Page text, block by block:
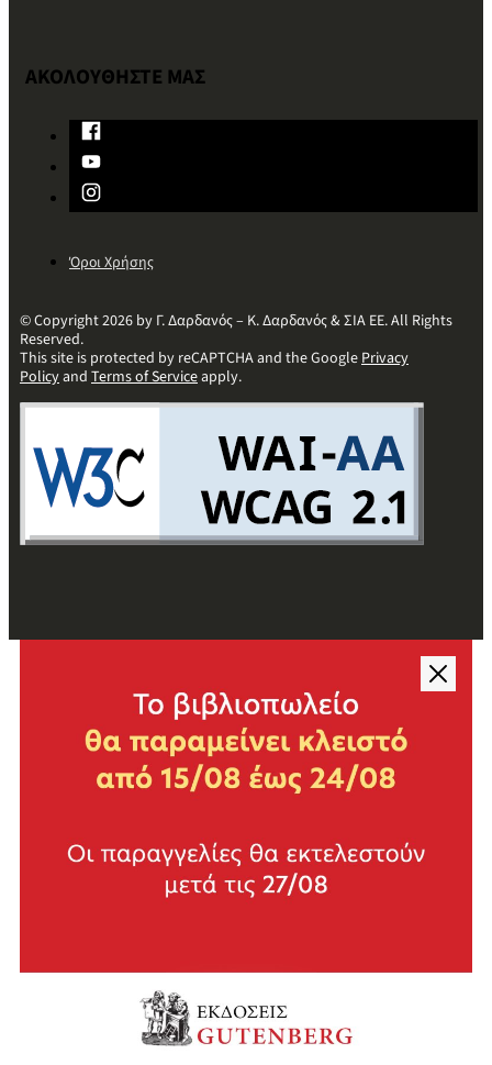
ΑΚΟΛΟΥΘΗΣΤΕ ΜΑΣ
Όροι Χρήσης
© Copyright 2026 by Γ. Δαρδανός – Κ. Δαρδανός & ΣΙΑ ΕΕ. All Rights
Reserved.
This site is protected by reCAPTCHA and the GooglePrivacy
Policyand Terms of Serviceapply.